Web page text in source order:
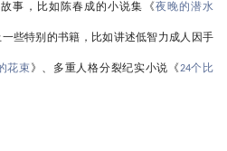
事，比如陈春成的小说集《夜晚的潜水
些特别的书籍，比如讲述低智力成人因手
花束 》、多重人格分裂纪实小说《24个比